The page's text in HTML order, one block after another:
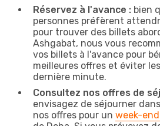
Réservez à l'avance : bien
personnes préfèrent
pour trouver des billets
Ashgabat, nous vous
vos billets à l'avance pour
meilleures offres et éviter
dernière minute.
Consultez nos offres de
envisagez de séjourner
nos offres pour un week-